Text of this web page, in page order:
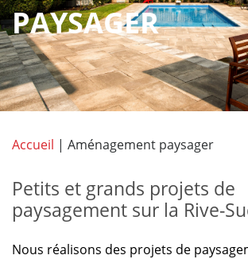
PAYSAGER
Accueil | Aménagement paysager
Petits et grands projets de
paysagement sur la Rive-
Nous réalisons des projets de